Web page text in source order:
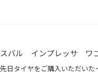
スバル インプレッサ ワ